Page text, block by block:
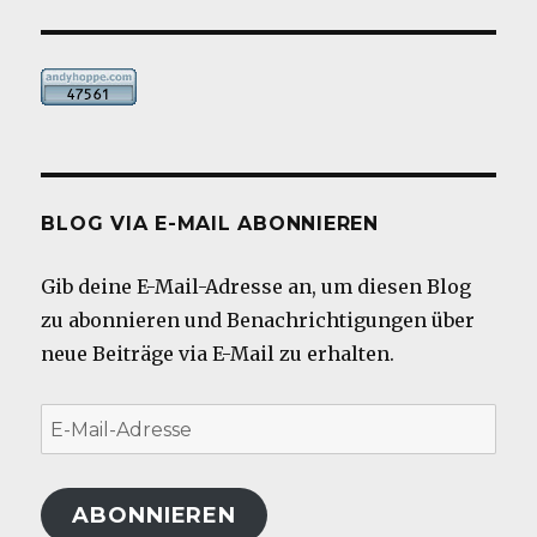
BLOG VIA E-MAIL ABONNIEREN
Gib deine E-Mail-Adresse an, um diesen Blog
zu abonnieren und Benachrichtigungen über
neue Beiträge via E-Mail zu erhalten.
E-
Mail-
Adresse
ABONNIEREN